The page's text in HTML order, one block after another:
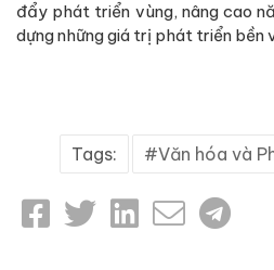
đẩy phát triển vùng, nâng cao
dựng những giá trị phát triển bền
Tags: Văn hóa và